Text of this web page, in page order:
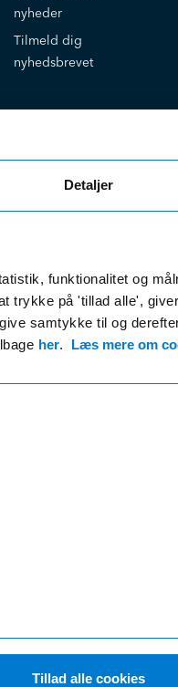
Detaljer
funktionalitet og
trykke på 'tillad alle',
samtykke til og
her. Læs mere om
Tillad alle cookies
nyheder
Tilmeld dig
nyhedsbrevet
2-akslet bokstrailer
3-akslet bokskærre
3-akslet gardintrailer
3-akslet nedbygget
4-akslet gardin anhænger